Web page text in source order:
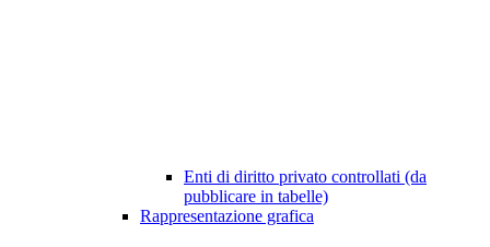
Enti di diritto privato controllati (da
pubblicare in tabelle)
Rappresentazione grafica